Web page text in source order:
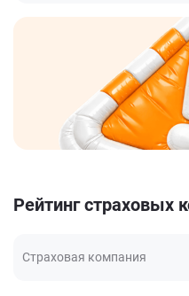
Рейтинг страховых
Страховая компания